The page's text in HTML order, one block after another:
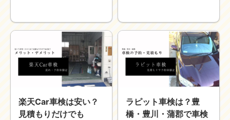
楽天Car車検は安い？
見積もりだけでも
ラピット車検は？豊
橋・豊川・蒲郡で車検